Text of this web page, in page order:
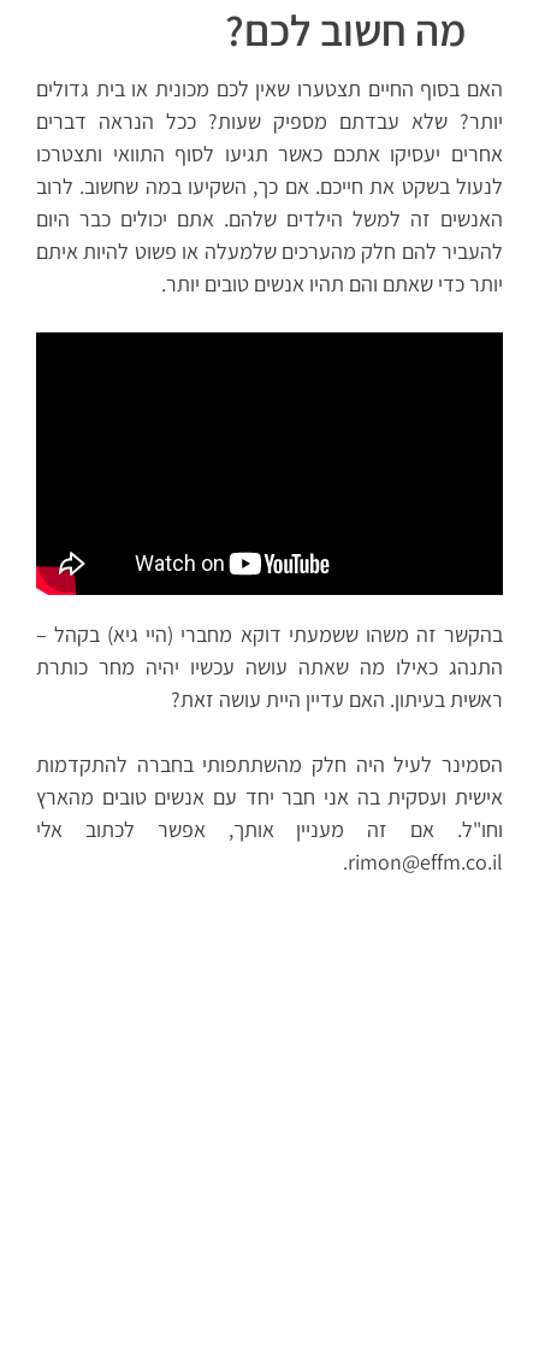
מה חשוב לכם?
האם בסוף החיים תצטערו שאין לכם מכונית או בית גדולים
יותר? שלא עבדתם מספיק שעות? ככל הנראה דברים
אחרים יעסיקו אתכם כאשר תגיעו לסוף התוואי ותצטרכו
לנעול בשקט את חייכם. אם כך, השקיעו במה שחשוב. לרוב
האנשים זה למשל הילדים שלהם. אתם יכולים כבר היום
להעביר להם חלק מהערכים שלמעלה או פשוט להיות איתם
יותר כדי שאתם והם תהיו אנשים טובים יותר.
בהקשר זה משהו ששמעתי דוקא מחברי (היי גיא) בקהל –
התנהג כאילו מה שאתה עושה עכשיו יהיה מחר כותרת
ראשית בעיתון. האם עדיין היית עושה זאת?
הסמינר לעיל היה חלק מהשתתפותי בחברה להתקדמות
אישית ועסקית בה אני חבר יחד עם אנשים טובים מהארץ
וחו"ל. אם זה מעניין אותך, אפשר לכתוב אלי
rimon@effm.co.il.